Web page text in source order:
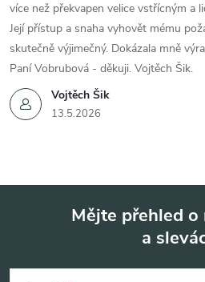
Vojtěch Šik
13.5.2026
více než překvapen velice vstřícným a
Její přístup a snaha vyhovět mému
skutečně výjimečný. Dokázala mně
Paní Vobrubová - děkuji. Vojtěch Šik.
Mějte přehled o
a